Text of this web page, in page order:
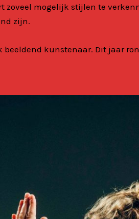
zoveel mogelijk stijlen te
zijn.
beeldend kunstenaar. Dit jaar